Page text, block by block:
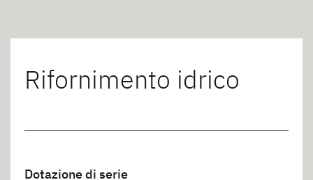
Rifornimento idrico
Dotazione di serie